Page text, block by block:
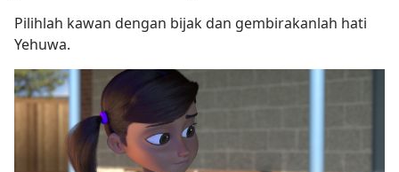
Pilihlah kawan dengan bijak dan gembirakanlah hati
Yehuwa.